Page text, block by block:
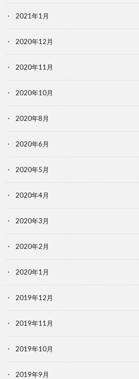
2021年1月
2020年12月
2020年11月
2020年10月
2020年8月
2020年6月
2020年5月
2020年4月
2020年3月
2020年2月
2020年1月
2019年12月
2019年11月
2019年10月
2019年9月